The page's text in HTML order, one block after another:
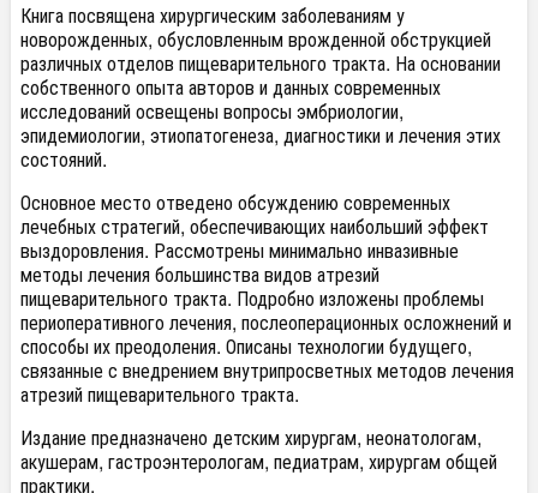
Книга посвящена хирургическим заболеваниям у
новорожденных, обусловленным врожденной обструкцией
различных отделов пищеварительного тракта. На основании
собственного опыта авторов и данных современных
исследований освещены вопросы эмбриологии,
эпидемиологии, этиопатогенеза, диагностики и лечения этих
состояний.
Основное место отведено обсуждению современных
лечебных стратегий, обеспечивающих наибольший эффект
выздоровления. Рассмотрены минимально инвазивные
методы лечения большинства видов атрезий
пищеварительного тракта. Подробно изложены проблемы
периоперативного лечения, послеоперационных осложнений и
способы их преодоления. Описаны технологии будущего,
связанные с внедрением внутрипросветных методов лечения
атрезий пищеварительного тракта.
Издание предназначено детским хирургам, неонатологам,
акушерам, гастроэнтерологам, педиатрам, хирургам общей
практики.